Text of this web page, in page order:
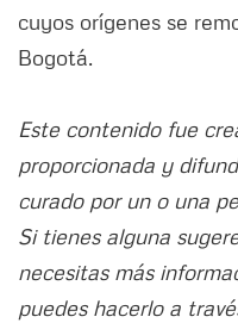
cuyos orígenes se
Bogotá.
Este contenido fue
proporcionada y
curado por un o una
Si tienes alguna
necesitas más
puedes hacerlo a